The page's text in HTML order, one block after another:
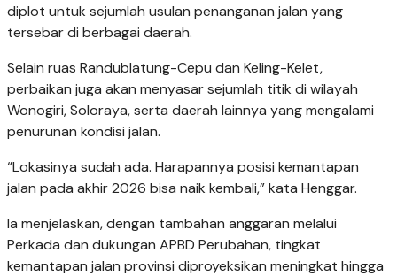
diplot untuk sejumlah usulan penanganan jalan yang
tersebar di berbagai daerah.
Selain ruas Randublatung-Cepu dan Keling-Kelet,
perbaikan juga akan menyasar sejumlah titik di wilayah
Wonogiri, Soloraya, serta daerah lainnya yang mengalami
penurunan kondisi jalan.
“Lokasinya sudah ada. Harapannya posisi kemantapan
jalan pada akhir 2026 bisa naik kembali,” kata Henggar.
Ia menjelaskan, dengan tambahan anggaran melalui
Perkada dan dukungan APBD Perubahan, tingkat
kemantapan jalan provinsi diproyeksikan meningkat hingga